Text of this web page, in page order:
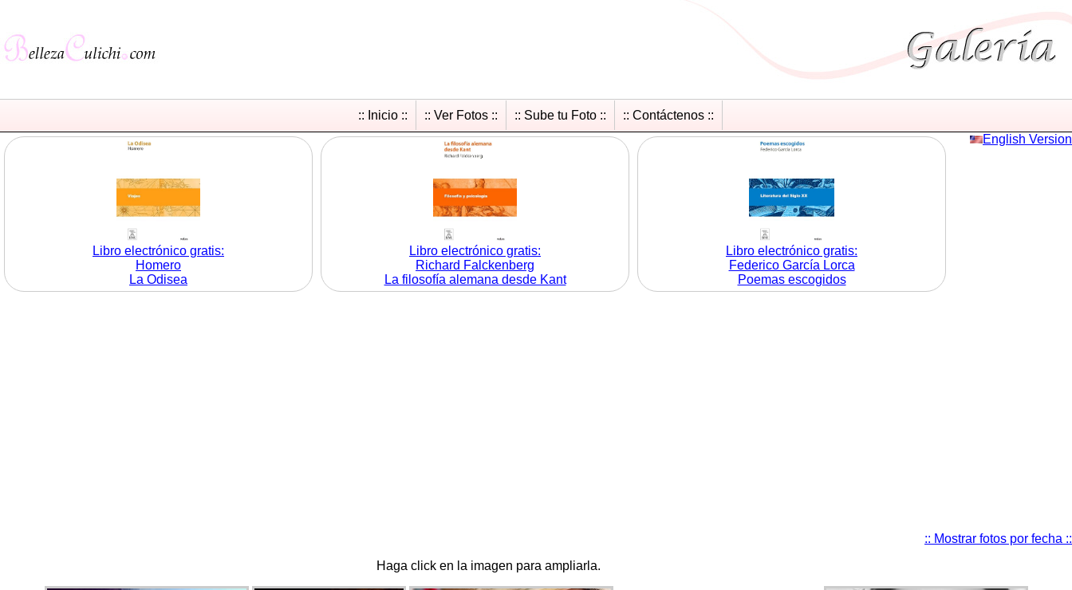
:: Inicio :: :: Ver Fotos :: :: Sube tu Foto ::
:: Contáctenos ::
English Version
Libro electrónico gratis:
Homero
La Odisea
Libro electrónico gratis:
Richard Falckenberg
La filosofía alemana desde Kant
Libro electrónico gratis:
Federico García Lorca
Poemas escogidos
:: Mostrar fotos por fecha ::
Haga click en la imagen para ampliarla.